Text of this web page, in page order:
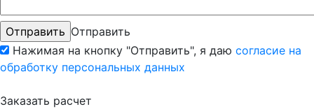
Отправить
Нажимая на кнопку "Отправить", я даю согласие на
обработку персональных данных
Заказать расчет